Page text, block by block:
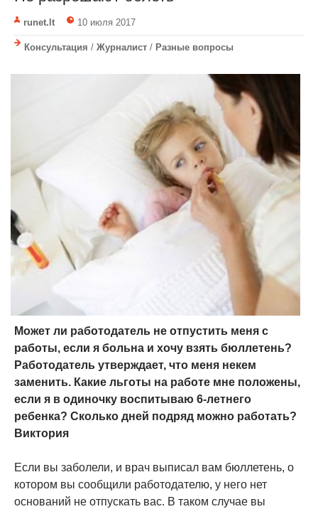
runet.lt 10 июля 2017
Консультация / Журналист / Разные вопросы
Может ли работодатель не отпустить меня с
работы, если я больна и хочу взять бюллетень?
Работодатель утверждает, что меня некем
заменить. Какие льготы на работе мне положены,
если я в одиночку воспитываю 6-летнего
ребенка? Сколько дней подряд можно работать?
Виктория
Если вы заболели, и врач выписал вам бюллетень, о
котором вы сообщили работодателю, у него нет
оснований не отпускать вас. В таком случае вы